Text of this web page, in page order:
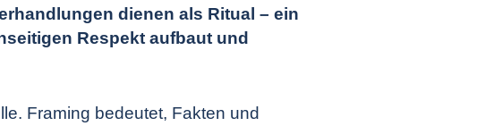
dienen als Ritual – ein
Respekt aufbaut und
Framing bedeutet, Fakten und